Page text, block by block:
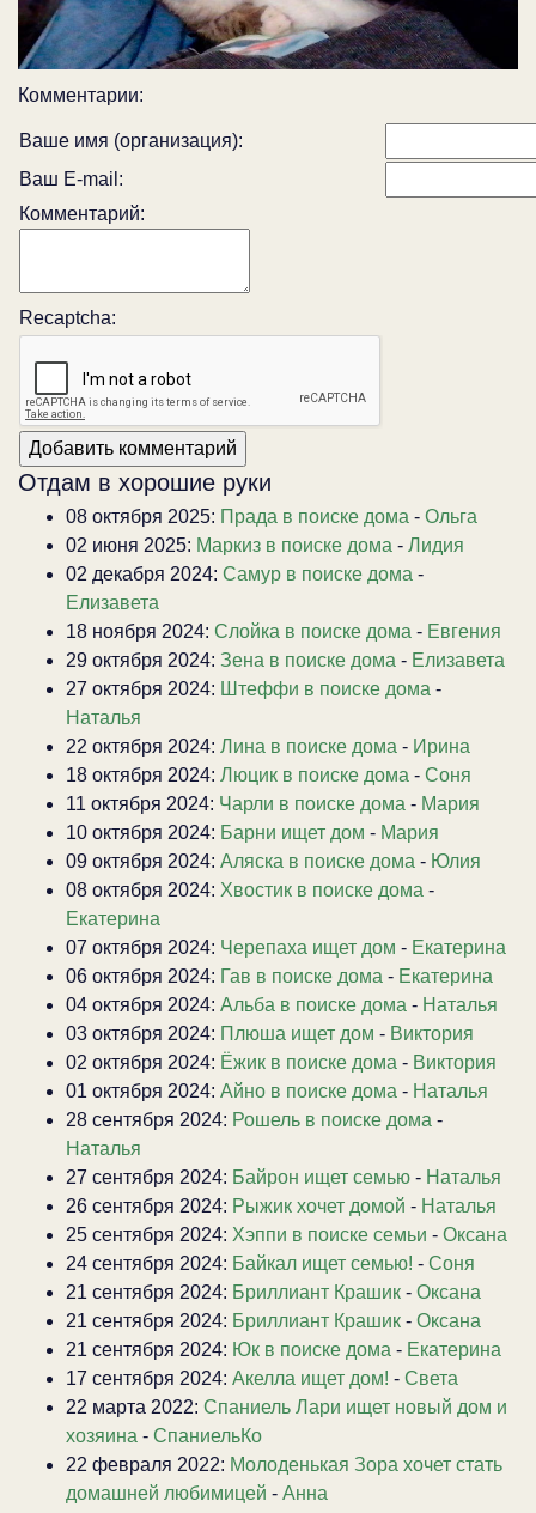
Комментарии:
Ваше имя (организация):
Ваш E-mail:
Комментарий:
Recaptcha:
Отдам в хорошие руки
08 октября 2025: Прада в поиске дома - Ольга
02 июня 2025: Маркиз в поиске дома - Лидия
02 декабря 2024: Самур в поиске дома -
Елизавета
18 ноября 2024: Слойка в поиске дома - Евгения
29 октября 2024: Зена в поиске дома - Елизавета
27 октября 2024: Штеффи в поиске дома -
Наталья
22 октября 2024: Лина в поиске дома - Ирина
18 октября 2024: Люцик в поиске дома - Соня
11 октября 2024: Чарли в поиске дома - Мария
10 октября 2024: Барни ищет дом - Мария
09 октября 2024: Аляска в поиске дома - Юлия
08 октября 2024: Хвостик в поиске дома -
Екатерина
07 октября 2024: Черепаха ищет дом - Екатерина
06 октября 2024: Гав в поиске дома - Екатерина
04 октября 2024: Альба в поиске дома - Наталья
03 октября 2024: Плюша ищет дом - Виктория
02 октября 2024: Ёжик в поиске дома - Виктория
01 октября 2024: Айно в поиске дома - Наталья
28 сентября 2024: Рошель в поиске дома -
Наталья
27 сентября 2024: Байрон ищет семью - Наталья
26 сентября 2024: Рыжик хочет домой - Наталья
25 сентября 2024: Хэппи в поиске семьи - Оксана
24 сентября 2024: Байкал ищет семью! - Соня
21 сентября 2024: Бриллиант Крашик - Оксана
21 сентября 2024: Бриллиант Крашик - Оксана
21 сентября 2024: Юк в поиске дома - Екатерина
17 сентября 2024: Акелла ищет дом! - Света
22 марта 2022: Спаниель Лари ищет новый дом и
хозяина - СпаниельКо
22 февраля 2022: Молоденькая Зора хочет стать
домашней любимицей - Анна